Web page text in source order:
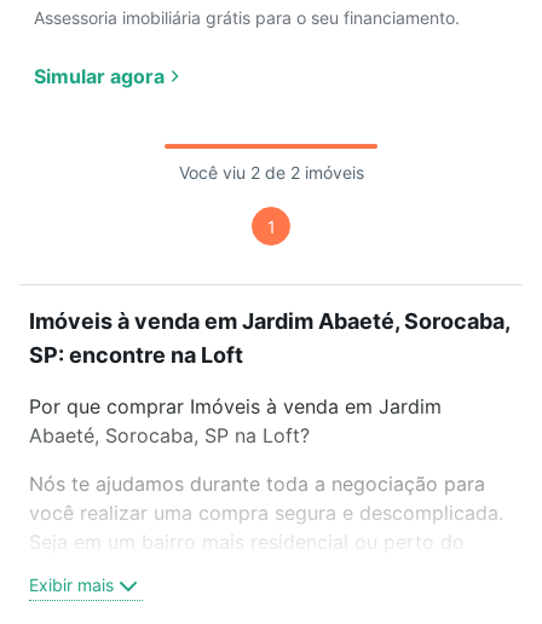
Assessoria imobiliária grátis para o seu financiamento.
Simular agora
Você viu 2 de 2 imóveis
1
Imóveis à venda em Jardim Abaeté, Sorocaba,
SP: encontre na Loft
Por que comprar Imóveis à venda em Jardim
Abaeté, Sorocaba, SP na Loft?
Nós te ajudamos durante toda a negociação para
você realizar uma compra segura e descomplicada.
Seja em um bairro mais residencial ou perto do
oferta ideal de Imóveis à venda em Jardim Abaeté,
Exibir mais